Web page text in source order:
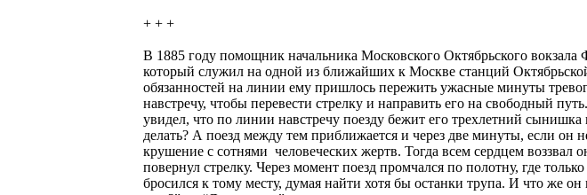
+ + +
В 1885 году помощник начальника Московского Октябрьского
который служил на одной из ближайших к Москве станций
обязанностей на линии ему пришлось пережить ужасные минуты
навстречу, чтобы перевести стрелку и направить его на свободный
увидел, что по линии навстречу поезду бежит его трехлетний
делать? А поезд между тем приближается и через две минуты, если он
крушение с сотнями человеческих жертв. Тогда всем сердцем воззвал
повернул стрелку. Через момент поезд промчался по полотну, где
бросился к тому месту, думая найти хотя бы останки трупа. И что же